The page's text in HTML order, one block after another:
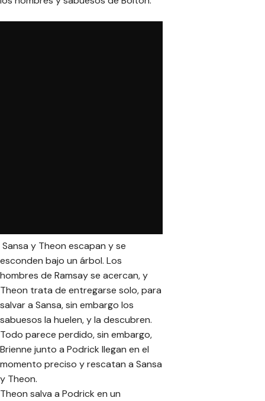
Sansa y Theon escapan y se
esconden bajo un árbol. Los
hombres de Ramsay se acercan, y
Theon trata de entregarse solo, para
salvar a Sansa, sin embargo los
sabuesos la huelen, y la descubren.
Todo parece perdido, sin embargo,
Brienne junto a Podrick llegan en el
momento preciso y rescatan a Sansa
y Theon.
Theon salva a Podrick en un